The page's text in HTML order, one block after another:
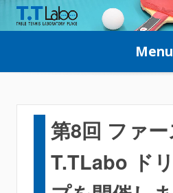
Skip
to
Menu
第8回 ファー
T.TLabo ド